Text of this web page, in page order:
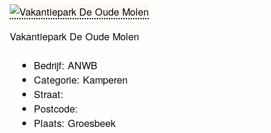
Vakantiepark De Oude Molen
Bedrijf: ANWB
Categorie: Kamperen
Straat:
Postcode:
Plaats: Groesbeek